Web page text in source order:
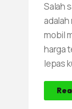
Salah
adalah
mobil
harga
lepas